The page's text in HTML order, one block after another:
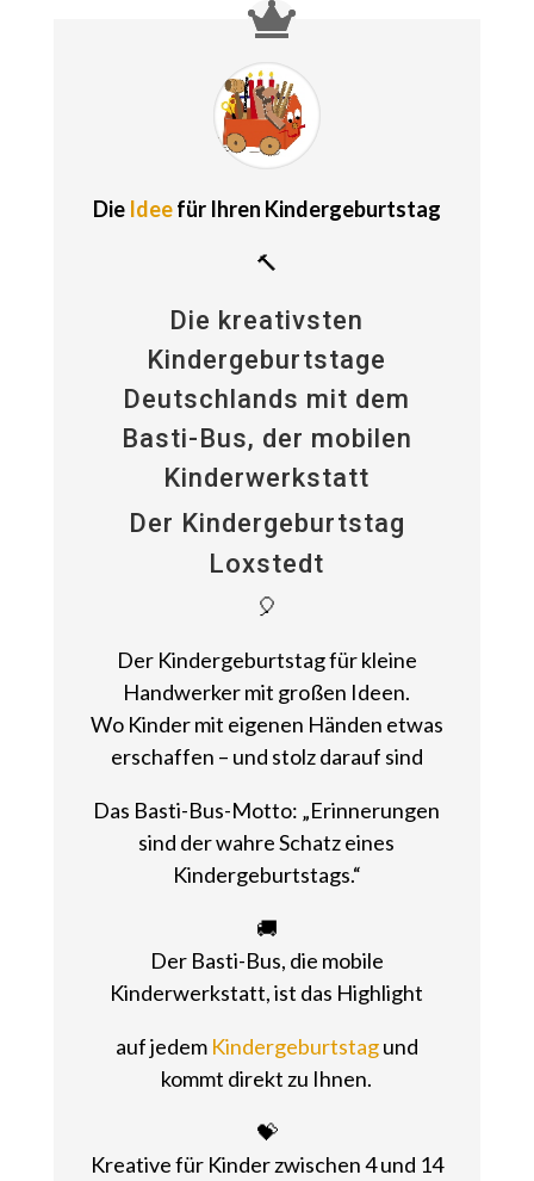
Die Ideefür Ihren Kindergeburtstag
🔨
Die kreativsten
Kindergeburtstage
Deutschlands mit dem
Basti-Bus, der mobilen
Kinderwerkstatt
Der Kindergeburtstag
Loxstedt
🎈
Der Kindergeburtstag für kleine
Handwerker mit großen Ideen.
Wo Kinder mit eigenen Händen etwas
erschaffen – und stolz darauf sind
Das Basti-Bus-Motto: „Erinnerungen
sind der wahre Schatz eines
Kindergeburtstags.“
🚚
Der Basti-Bus, die mobile
Kinderwerkstatt, ist das Highlight
auf jedem Kindergeburtstagund
kommt direkt zu Ihnen.
💝
Kreative für Kinder zwischen 4 und 14